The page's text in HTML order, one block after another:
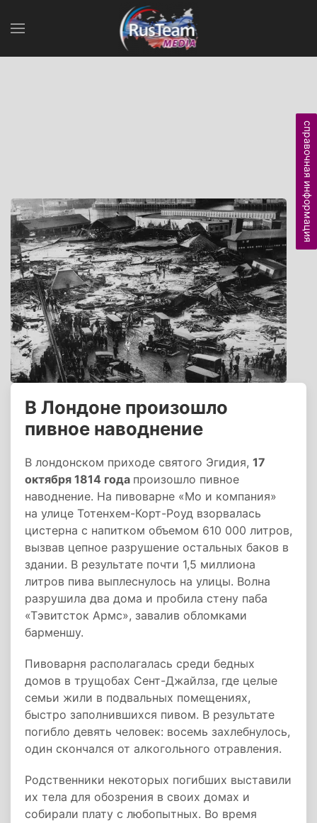
В Лондоне произошло
пивное наводнение
В лондонском приходе святого Эгидия, 17
октября 1814 года произошло пивное
наводнение. На пивоварне «Мо и компания»
на улице Тотенхем-Корт-Роуд взорвалась
цистерна с напитком объемом 610 000 литров,
вызвав цепное разрушение остальных баков в
здании. В результате почти 1,5 миллиона
литров пива выплеснулось на улицы. Волна
разрушила два дома и пробила стену паба
«Тэвитсток Армс», завалив обломками
барменшу.
Пивоварня располагалась среди бедных
домов в трущобах Сент-Джайлза, где целые
семьи жили в подвальных помещениях,
быстро заполнившихся пивом. В результате
погибло девять человек: восемь захлебнулось,
один скончался от алкогольного отравления.
Родственники некоторых погибших выставили
их тела для обозрения в своих домах и
собирали плату с любопытных. Во время
справочная информация